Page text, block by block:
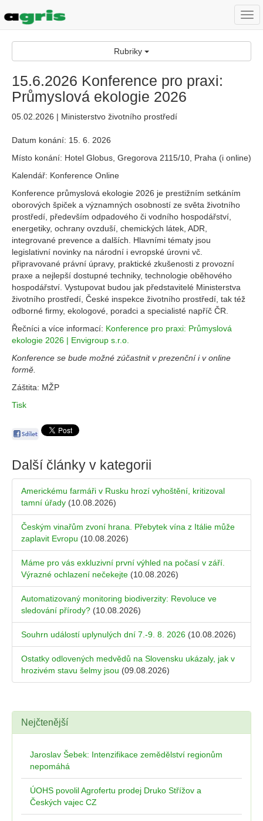
Rubriky
15.6.2026 Konference pro praxi:
Průmyslová ekologie 2026
05.02.2026 | Ministerstvo životního prostředí
Datum konání: 15. 6. 2026
Místo konání: Hotel Globus, Gregorova 2115/10, Praha (i online)
Kalendář: Konference Online
Konference průmyslová ekologie 2026 je prestižním setkáním
oborových špiček a významných osobností ze světa životního
prostředí, především odpadového či vodního hospodářství,
energetiky, ochrany ovzduší, chemických látek, ADR,
integrované prevence a dalších. Hlavními tématy jsou
legislativní novinky na národní i evropské úrovni vč.
připravované právní úpravy, praktické zkušenosti z provozní
praxe a nejlepší dostupné techniky, technologie oběhového
hospodářství. Vystupovat budou jak představitelé Ministerstva
životního prostředí, České inspekce životního prostředí, tak též
odborné firmy, ekologové, poradci a specialisté napříč ČR.
Řečníci a více informací: Konference pro praxi: Průmyslová
ekologie 2026 | Envigroup s.r.o.
Konference se bude možné zúčastnit v prezenční i v online
formě.
Záštita: MŽP
Tisk
Další články v kategorii
Americkému farmáři v Rusku hrozí vyhoštění, kritizoval
tamní úřady (10.08.2026)
Českým vinařům zvoní hrana. Přebytek vína z Itálie může
zaplavit Evropu (10.08.2026)
Máme pro vás exkluzivní první výhled na počasí v září.
Výrazné ochlazení nečekejte (10.08.2026)
Automatizovaný monitoring biodiverzity: Revoluce ve
sledování přírody? (10.08.2026)
Souhrn událostí uplynulých dní 7.-9. 8. 2026 (10.08.2026)
Ostatky odlovených medvědů na Slovensku ukázaly, jak v
hrozivém stavu šelmy jsou (09.08.2026)
Nejčtenější
Jaroslav Šebek: Intenzifikace zemědělství regionům
nepomáhá
ÚOHS povolil Agrofertu prodej Druko Střížov a
Českých vajec CZ